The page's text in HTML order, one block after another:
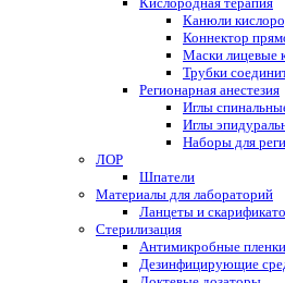
Канюли
Коннектор
Маски лицевые
Трубки
Регионарная анестезия
Иглы
Иглы
Наборы для
ЛОР
Шпатели
Материалы для лабораторий
Ланцеты и
Стерилизация
Антимикробные пленки
Дезинфицирующие